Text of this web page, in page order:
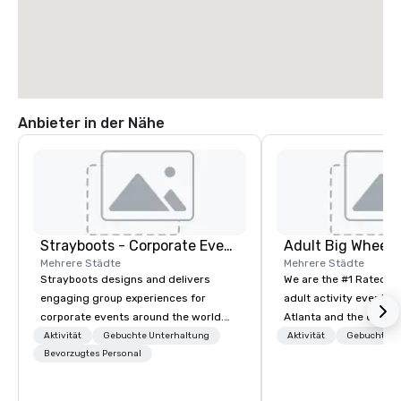
Anbieter in der Nähe
Strayboots - Corporate Events and Team Building Activities
Mehrere Städte
Strayboots designs and delivers
engaging group experiences for
corporate events around the world.
We operate in 300+ cities globally,
supporting programs for 50 to
Aktivität
Gebuchte Unterhaltung
Bevorzugtes Personal
Mehrere Städte
We are the #1 Rated
adult activity event
Atlanta and the entire
provide complete
Aktivität Gebuchte